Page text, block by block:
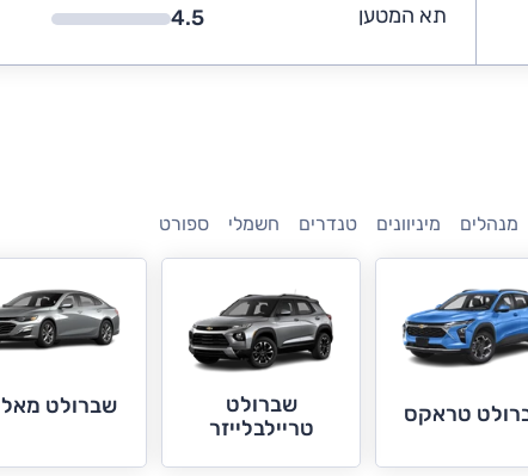
תא המטען
4.5
מנהלים מיניוונים טנדרים חשמלי ספורט
טראקס
שברולט
טריילבלייזר
שברולט